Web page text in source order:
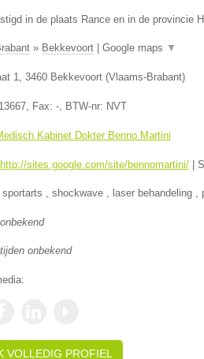
in de plaats Rance en in de provincie
» Bekkevoort| Google maps ▼
1, 3460 Bekkevoort(Vlaams-Brabant)
, Fax: -, BTW-nr: NVT
Kabinet Dokter Benno Martini
http://sites.google.com/site/bennomartini/|
sportarts , shockwave , laser behandeling ,
onbekend
VOLLEDIG PROFIEL